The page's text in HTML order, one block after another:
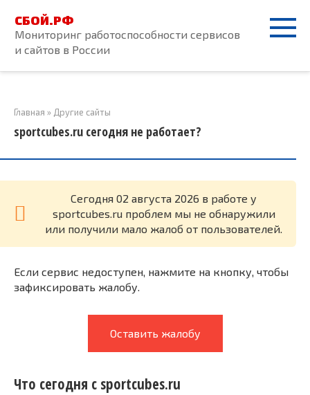
контенту
СБОЙ.РФ
Мониторинг работоспособности сервисов
и сайтов в России
Главная » Другие сайты
sportcubes.ru сегодня не работает?
Cегодня 02 августа 2026 в работе у
sportcubes.ru проблем мы не обнаружили
или получили мало жалоб от пользователей.
Если сервис недоступен, нажмите на кнопку, чтобы
зафиксировать жалобу.
Оставить жалобу
Что сегодня с sportcubes.ru